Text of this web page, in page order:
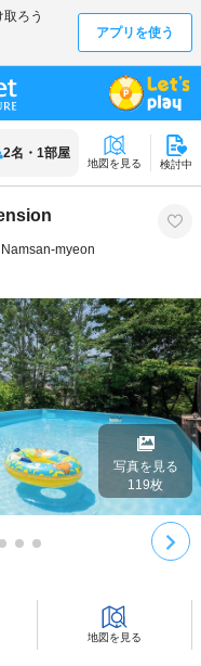
2名 ・ 1部屋
地図を見る 検討中
myeon
写真を見る
119枚
地図を見る